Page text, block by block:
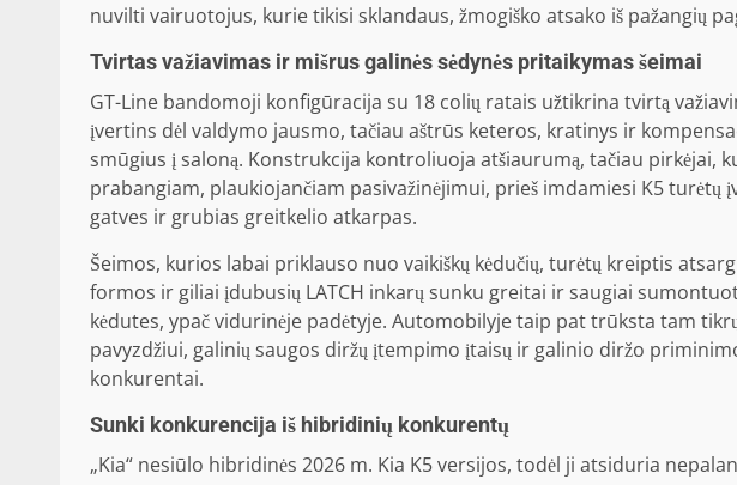
nuvilti vairuotojus, kurie tikisi sklandaus, žmogiško atsako iš pažangių
Tvirtas važiavimas ir mišrus galinės sėdynės pritaikymas šeimai
GT-Line bandomoji konfigūracija su 18 colių ratais užtikrina tvirtą
įvertins dėl valdymo jausmo, tačiau aštrūs keteros, kratinys ir
smūgius į saloną. Konstrukcija kontroliuoja atšiaurumą, tačiau pirkėjai,
prabangiam, plaukiojančiam pasivažinėjimui, prieš imdamiesi K5 turėtų
gatves ir grubias greitkelio atkarpas.
Šeimos, kurios labai priklauso nuo vaikiškų kėdučių, turėtų kreiptis
formos ir giliai įdubusių LATCH inkarų sunku greitai ir saugiai
kėdutes, ypač vidurinėje padėtyje. Automobilyje taip pat trūksta tam
pavyzdžiui, galinių saugos diržų įtempimo įtaisų ir galinio diržo
konkurentai.
Sunki konkurencija iš hibridinių konkurentų
„Kia“ nesiūlo hibridinės 2026 m. Kia K5 versijos, todėl ji atsiduria